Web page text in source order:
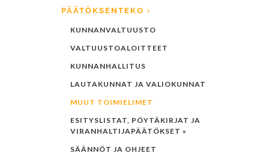
PÄÄTÖKSENTEKO
KUNNANVALTUUSTO
VALTUUSTOALOITTEET
KUNNANHALLITUS
LAUTAKUNNAT JA VALIOKUNNAT
MUUT TOIMIELIMET
ESITYSLISTAT, PÖYTÄKIRJAT JA
VIRANHALTIJAPÄÄTÖKSET »
SÄÄNNÖT JA OHJEET